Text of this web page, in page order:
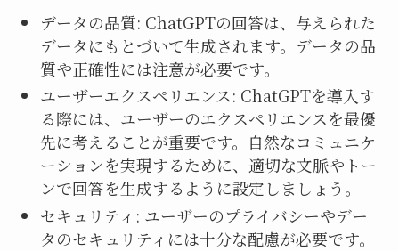
データの品質: ChatGPTの回答は、与えられた
データにもとづいて生成されます。データの品
質や正確性には注意が必要です。
ユーザーエクスペリエンス: ChatGPTを導入す
る際には、ユーザーのエクスペリエンスを最優
先に考えることが重要です。自然なコミュニケ
ーションを実現するために、適切な文脈やトー
ンで回答を生成するように設定しましょう。
セキュリティ: ユーザーのプライバシーやデー
タのセキュリティには十分な配慮が必要です。